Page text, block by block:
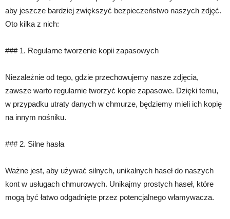
aby jeszcze bardziej zwiększyć bezpieczeństwo naszych zdjęć.
Oto kilka z nich:
### 1. Regularne tworzenie kopii zapasowych
Niezależnie od tego, gdzie przechowujemy nasze zdjęcia,
zawsze warto regularnie tworzyć kopie zapasowe. Dzięki temu,
w przypadku utraty danych w chmurze, będziemy mieli ich kopię
na innym nośniku.
### 2. Silne hasła
Ważne jest, aby używać silnych, unikalnych haseł do naszych
kont w usługach chmurowych. Unikajmy prostych haseł, które
mogą być łatwo odgadnięte przez potencjalnego włamywacza.